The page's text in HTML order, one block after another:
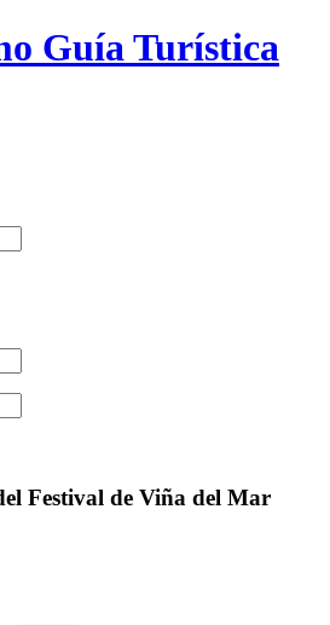
Guía Turística
Festival de Viña del Mar